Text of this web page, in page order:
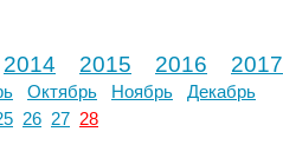
2014 2015 2016 2017
Октябрь Ноябрь
Декабрь
26 27 28